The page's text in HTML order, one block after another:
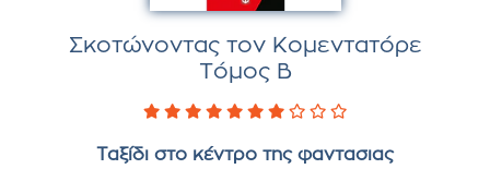
Σκοτώνοντας τον Κομεντατόρε
Τόμος Β
Ταξίδι στο κέντρο της φαντασιας